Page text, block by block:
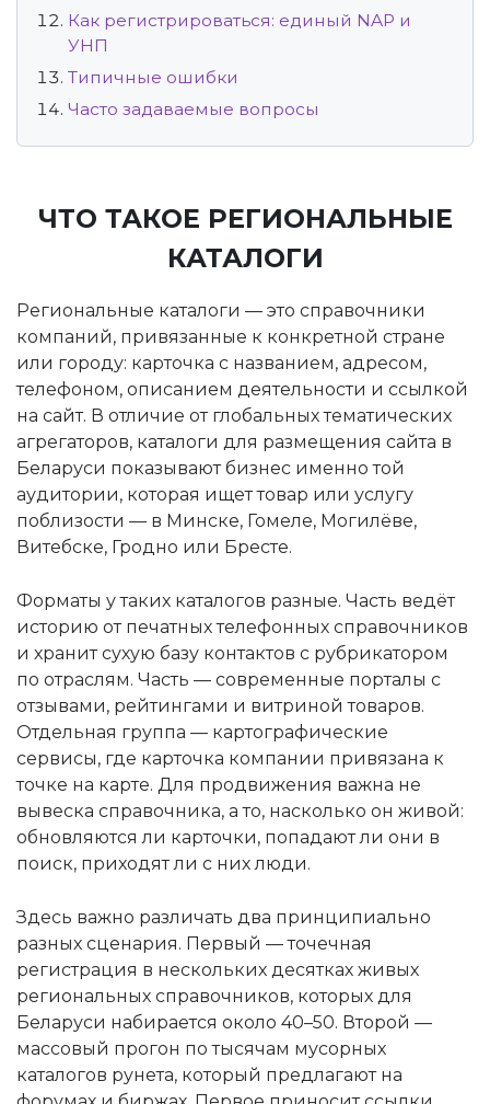
Как регистрироваться: единый NAP и
УНП
Типичные ошибки
Часто задаваемые вопросы
ЧТО ТАКОЕ РЕГИОНАЛЬНЫЕ
КАТАЛОГИ
Региональные каталоги — это справочники
компаний, привязанные к конкретной стране
или городу: карточка с названием, адресом,
телефоном, описанием деятельности и ссылкой
на сайт. В отличие от глобальных тематических
агрегаторов, каталоги для размещения сайта в
Беларуси показывают бизнес именно той
аудитории, которая ищет товар или услугу
поблизости — в Минске, Гомеле, Могилёве,
Витебске, Гродно или Бресте.
Форматы у таких каталогов разные. Часть ведёт
историю от печатных телефонных справочников
и хранит сухую базу контактов с рубрикатором
по отраслям. Часть — современные порталы с
отзывами, рейтингами и витриной товаров.
Отдельная группа — картографические
сервисы, где карточка компании привязана к
точке на карте. Для продвижения важна не
вывеска справочника, а то, насколько он живой:
обновляются ли карточки, попадают ли они в
поиск, приходят ли с них люди.
Здесь важно различать два принципиально
разных сценария. Первый — точечная
регистрация в нескольких десятках живых
региональных справочников, которых для
Беларуси набирается около 40–50. Второй —
массовый прогон по тысячам мусорных
каталогов рунета, который предлагают на